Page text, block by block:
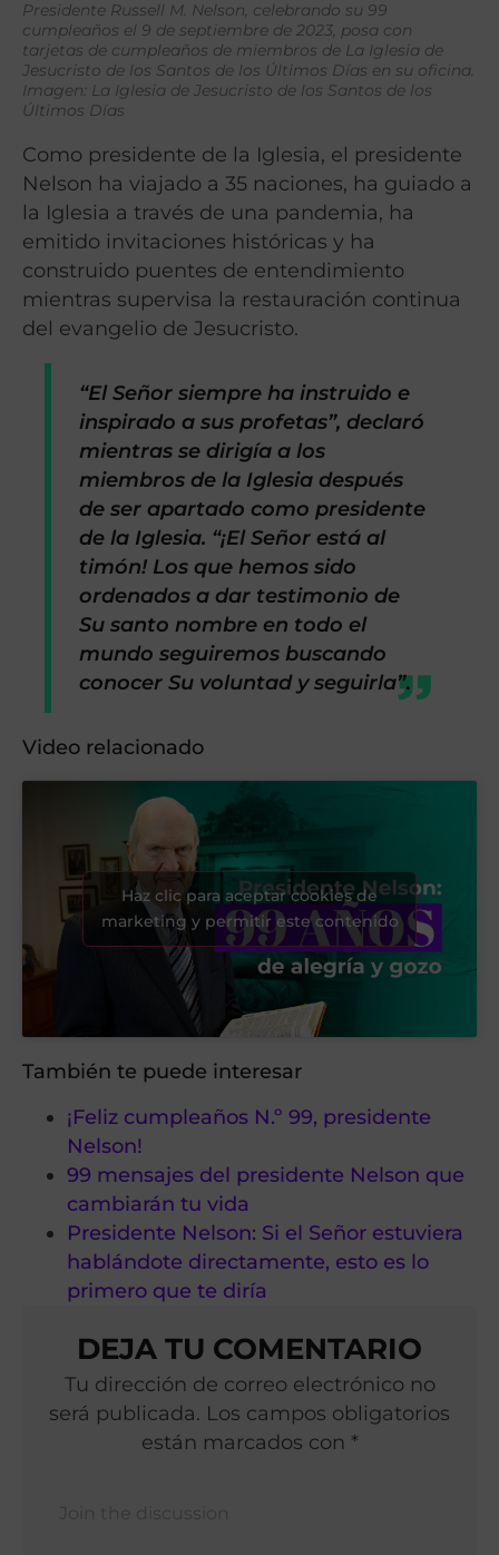
Presidente Russell M. Nelson, celebrando su 99
cumpleaños el 9 de septiembre de 2023, posa con
tarjetas de cumpleaños de miembros de La Iglesia de
Jesucristo de los Santos de los Últimos Días en su oficina.
Imagen: La Iglesia de Jesucristo de los Santos de los
Últimos Días
Como presidente de la Iglesia, el presidente
Nelson ha viajado a 35 naciones, ha guiado a
la Iglesia a través de una pandemia, ha
emitido invitaciones históricas y ha
construido puentes de entendimiento
mientras supervisa la restauración continua
del evangelio de Jesucristo.
“El Señor siempre ha instruido e
inspirado a sus profetas”, declaró
mientras se dirigía a los
miembros de la Iglesia después
de ser apartado como presidente
de la Iglesia. “¡El Señor está al
timón! Los que hemos sido
ordenados a dar testimonio de
Su santo nombre en todo el
mundo seguiremos buscando
conocer Su voluntad y seguirla”.
Video relacionado
Haz clic para aceptar cookies de
marketing y permitir este contenido
También te puede interesar
¡Feliz cumpleaños N.º 99, presidente
Nelson!
99 mensajes del presidente Nelson que
cambiarán tu vida
Presidente Nelson: Si el Señor estuviera
hablándote directamente, esto es lo
primero que te diría
DEJA TU COMENTARIO
Tu dirección de correo electrónico no
será publicada. Los campos obligatorios
están marcados con *